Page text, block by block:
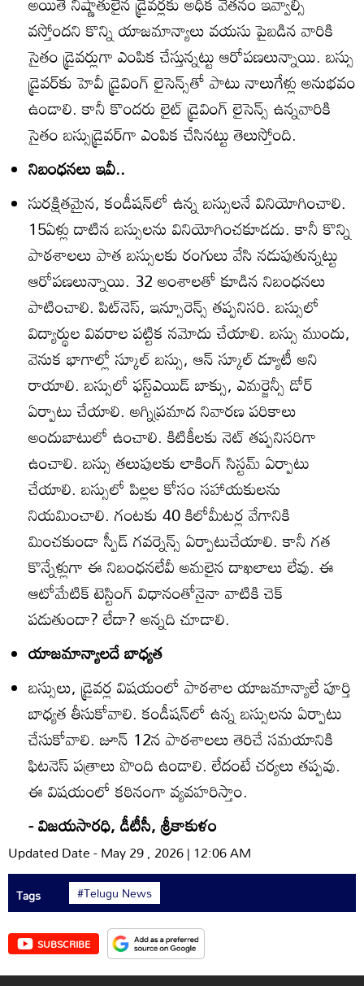
వస్తోందని కొన్ని యాజమాన్యాలు వయసు పైబడిన వారికి
సైతం డ్రైవర్లుగా ఎంపిక చేస్తున్నట్టు ఆరోపణలున్నాయి. బస్సు
డ్రైవర్‌కు హెవీ డ్రైవింగ్‌ లైసెన్స్‌తో పాటు నాలుగేళ్లు అనుభవం
ఉండాలి. కానీ కొందరు లైట్‌ డ్రైవింగ్‌ లైసెన్స్‌ ఉన్నవారికి
సైతం బస్సుడ్రైవర్‌గా ఎంపిక చేసినట్టు తెలుస్తోంది.
నిబంధనలు ఇవీ..
సురక్షితమైన, కండీషన్‌లో ఉన్న బస్సులనే వినియోగించాలి.
15ఏళ్లు దాటిన బస్సులను వినియోగించకూడదు. కానీ కొన్ని
పాఠశాలలు పాత బస్సులకు రంగులు వేసి నడుపుతున్నట్టు
ఆరోపణలున్నాయి. 32 అంశాలతో కూడిన నిబంధనలు
పాటించాలి. పిట్‌నెస్‌, ఇన్సూరెన్స్‌ తప్పనిసరి. బస్సులో
విద్యార్థుల వివరాల పట్టిక నమోదు చేయాలి. బస్సు ముందు,
వెనుక భాగాల్లో స్కూల్‌ బస్సు, ఆన్‌ స్కూల్‌ డ్యూటీ అని
రాయాలి. బస్సులో ఫస్ట్‌ఎయిడ్‌ బాక్సు, ఎమర్జెన్సీ డోర్‌
ఏర్పాటు చేయాలి. అగ్నిప్రమాద నివారణ పరికాలు
అందుబాటులో ఉంచాలి. కిటికీలకు నెట్‌ తప్పనిసరిగా
ఉంచాలి. బస్సు తలుపులకు లాకింగ్‌ సిస్టమ్‌ ఏర్పాటు
చేయాలి. బస్సులో పిల్లల కోసం సహాయకులను
నియమించాలి. గంటకు 40 కిలోమీటర్ల వేగానికి
మించకుండా స్పీడ్‌ గవర్నెన్స్‌ ఏర్పాటుచేయాలి. కానీ గత
కొన్నేళ్లుగా ఈ నిబంధనలేవీ అమలైన దాఖలాలు లేవు. ఈ
ఆటోమేటిక్‌ టెస్టింగ్‌ విధానంతోనైనా వాటికి చెక్‌
పడుతుందా? లేదా? అన్నది చూడాలి.
యాజమాన్యాలదే బాధ్యత
బస్సులు, డ్రైవర్ల విషయంలో పాఠశాల యాజమాన్యాలే పూర్తి
బాధ్యత తీసుకోవాలి. కండీషన్‌లో ఉన్న బస్సులను ఏర్పాటు
చేసుకోవాలి. జూన్‌ 12న పాఠశాలలు తెరిచే సమయానికి
ఫిటనెస్‌ పత్రాలు పొంది ఉండాలి. లేదంటే చర్యలు తప్పవు.
ఈ విషయంలో కఠినంగా వ్యవహరిస్తాం.
- విజయసారధి, డీటీసీ, శ్రీకాకుళం
Updated Date - May 29 , 2026 | 12:06 AM
Tags #Telugu News
SUBSCRIBE